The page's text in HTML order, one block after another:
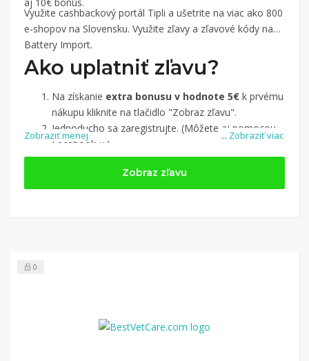
... Zobraziť viac
Využite cashbackový portál Tipli a ušetrite na viac ako 800
e-shopov na Slovensku. Využite zľavy a zľavové kódy na
Battery Import.
Ako uplatniť zľavu?
Na získanie extra bonusu v hodnote 5€ k prvému
nákupu kliknite na tlačidlo "Zobraz zľavu".
Jednoducho sa zaregistrujte. (Môžete aj pomocou
Facebook-u.)
Jednoducho sinájdite obchod, pomocou služby
(v ponuke je cca 1 500 obchodov).
Kliknite na tlačidlo „Nakupovať“.(Následne
Zobraziť menej
Zobraz zľavu
0